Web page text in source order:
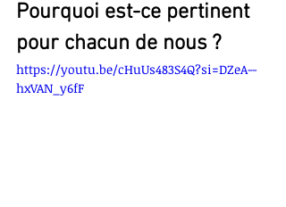
Pourquoi est-ce pertinent
pour chacun de nous ?
https://youtu.be/cHuUs483S4Q?si=DZeA--
hxVAN_y6fF